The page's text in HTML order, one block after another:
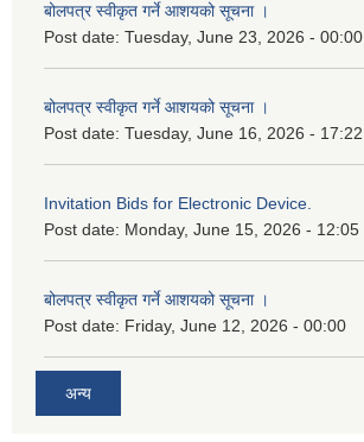
बोलपत्र स्वीकृत गर्ने आशयको सूचना ।
Post date: Tuesday, June 23, 2026 - 00:00
बोलपत्र स्वीकृत गर्ने आशयको सूचना ।
Post date: Tuesday, June 16, 2026 - 17:22
Invitation Bids for Electronic Device.
Post date: Monday, June 15, 2026 - 12:05
बोलपत्र स्वीकृत गर्ने आशयको सूचना ।
Post date: Friday, June 12, 2026 - 00:00
अन्य